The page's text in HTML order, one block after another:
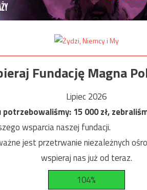
Fundację Magna
Lipiec 2026
potrzebowaliśmy:15 000zł,
wsparcia naszej fundacji.
jest przetrwanie niezależnych
wspieraj nas już od teraz.
104%